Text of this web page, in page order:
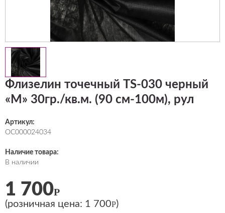
Флизелин точечный TS-030 черный
«М» 30гр./кв.м. (90 см-100м), рул
Артикул:
ОС000024034
Наличие товара:
В наличии
1 700Р
(розничная цена: 1 700Р)